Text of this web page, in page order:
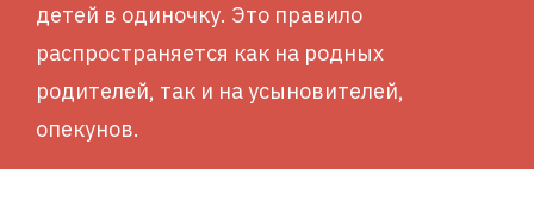
детей в одиночку. Это правило
распространяется как на родных
родителей, так и на усыновителей,
опекунов.